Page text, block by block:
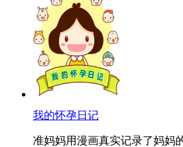
我的怀孕日记
准妈妈用漫画真实记录了妈妈